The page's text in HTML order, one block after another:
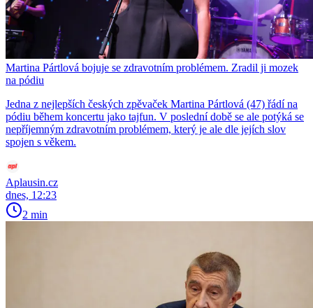
Martina Pártlová bojuje se zdravotním problémem. Zradil ji mozek
na pódiu
Jedna z nejlepších českých zpěvaček Martina Pártlová (47) řádí na
pódiu během koncertu jako tajfun. V poslední době se ale potýká se
nepříjemným zdravotním problémem, který je ale dle jejích slov
spojen s věkem.
Aplausin.cz
dnes, 12:23
2 min